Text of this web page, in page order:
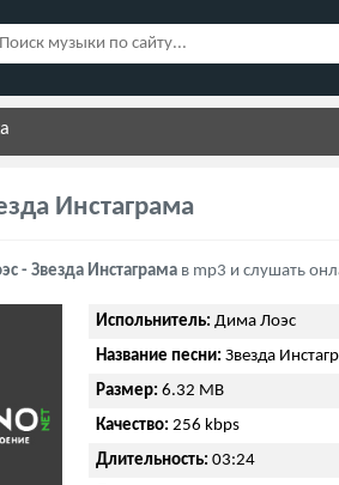
Инстаграма
- Звезда Инстаграма в mp3 и слушать
Испольнитель: Дима Лоэс
Название песни: Звезда
Размер: 6.32 MB
Качество: 256 kbps
Длительность: 03:24